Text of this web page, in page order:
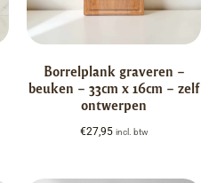
Borrelplank graveren –
beuken – 33cm x 16cm – zelf
ontwerpen
€27,95 incl. btw